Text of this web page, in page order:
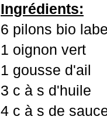
Ingrédients:
6 pilons bio
1 oignon vert
1 gousse d'ail
3 c à s d'huile
4 c à s de